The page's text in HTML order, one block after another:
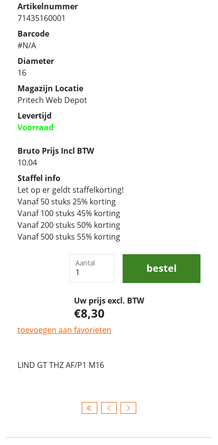
Artikelnummer
71435160001
Barcode
#N/A
Diameter
16
Magazijn Locatie
Pritech Web Depot
Levertijd
Voorraad
Bruto Prijs Incl BTW
10.04
Staffel info
Let op er geldt staffelkorting!
Vanaf 50 stuks 25% korting
Vanaf 100 stuks 45% korting
Vanaf 200 stuks 50% korting
Vanaf 500 stuks 55% korting
Aantal bestel
Uw prijs excl. BTW
8,30
toevoegen aan favorieten
LIND GT THZ AF/P1 M16